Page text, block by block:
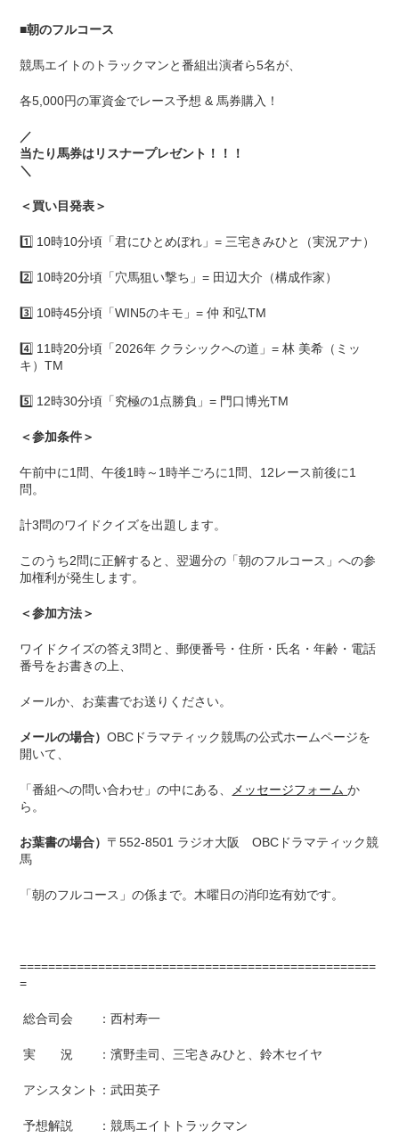
■朝のフルコース
競馬エイトのトラックマンと番組出演者ら5名が、
各5,000円の軍資金でレース予想 & 馬券購入！
／
当たり馬券はリスナープレゼント！！！
＼
＜買い目発表＞
1️⃣ 10時10分頃「君にひとめぼれ」= 三宅きみひと（実況アナ）
2️⃣ 10時20分頃「穴馬狙い撃ち」= 田辺大介（構成作家）
3️⃣ 10時45分頃「WIN5のキモ」= 仲 和弘TM
4️⃣ 11時20分頃「2026年 クラシックへの道」= 林 美希（ミッ
キ）TM
5️⃣ 12時30分頃「究極の1点勝負」= 門口博光TM
＜参加条件＞
午前中に1問、午後1時～1時半ごろに1問、12レース前後に1
問。
計3問のワイドクイズを出題します。
このうち2問に正解すると、翌週分の「朝のフルコース」への参
加権利が発生します。
＜参加方法＞
ワイドクイズの答え3問と、郵便番号・住所・氏名・年齢・電話
番号をお書きの上、
メールか、お葉書でお送りください。
メールの場合）OBCドラマティック競馬の公式ホームページを
開いて、
「番組への問い合わせ」の中にある、 メッセージフォームか
ら。
お葉書の場合） 〒552-8501 ラジオ大阪 OBCドラマティック競
馬
「朝のフルコース」の係まで。木曜日の消印迄有効です。
==================================================
=
総合司会 ：西村寿一
実 況 ：濱野圭司、三宅きみひと、鈴木セイヤ
アシスタント：武田英子
予想解説 ：競馬エイトトラックマン